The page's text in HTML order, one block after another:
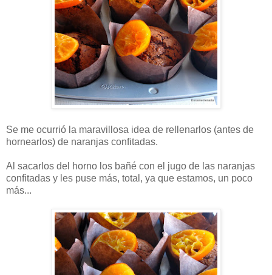
Se me ocurrió la maravillosa idea de rellenarlos (antes de
hornearlos) de naranjas confitadas.
Al sacarlos del horno los bañé con el jugo de las naranjas
confitadas y les puse más, total, ya que estamos, un poco
más...